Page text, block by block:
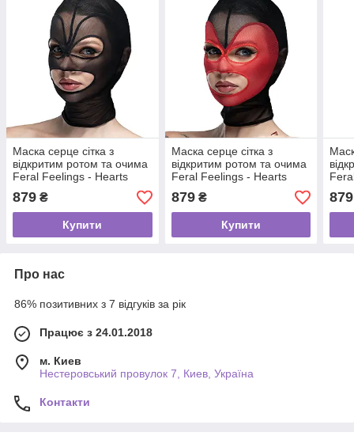
Маска серце сітка з
відкритим ротом та очима
Feral Feelings - Hearts
Mask Black/Black
879 ₴
Купити
Маска серце сітка з
відкритим ротом та очима
Feral Feelings - Hearts
Mask Black/Red
879₴
Купити
879
Про нас
86% позитивних з 7 відгуків за рік
Працює з 24.01.2018
м. Киев
Нестеровський провулок 7, Киев, Україна
Контакти